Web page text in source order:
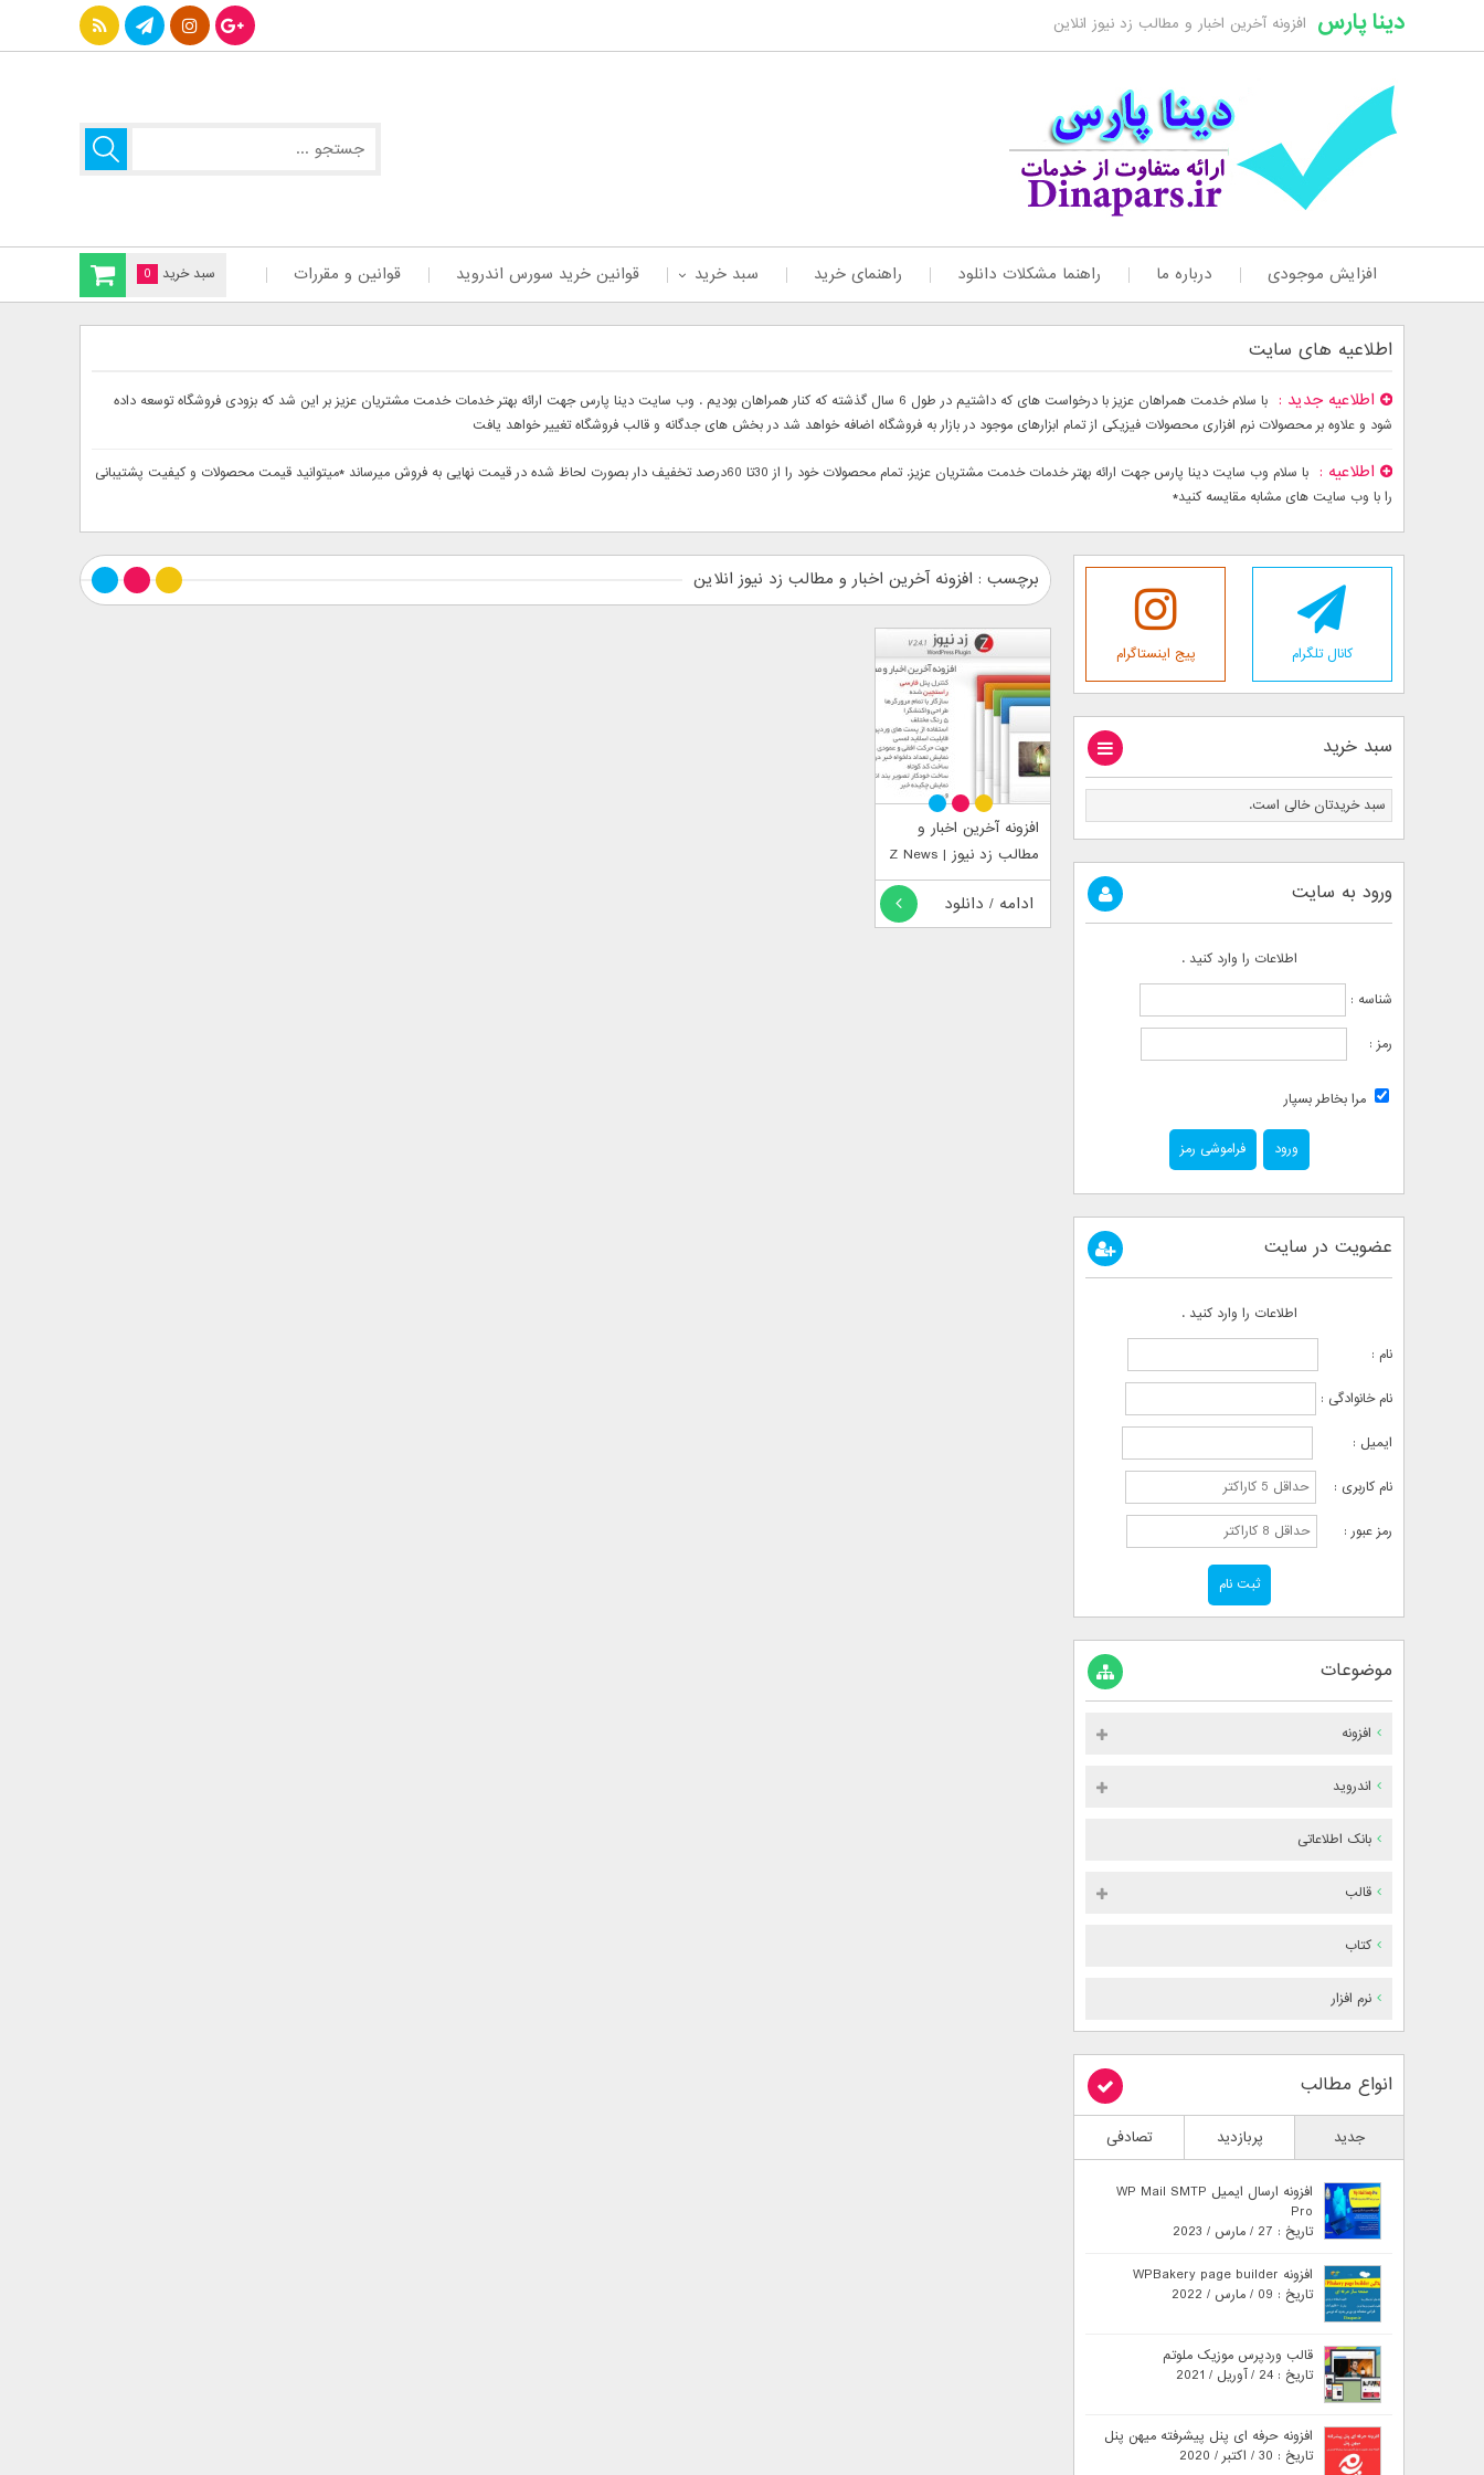
دینا پارس افزونه آخرین اخبار و مطالب زد نیوز انلاین
سبد خرید 0 افزایش موجودی درباره ما راهنما مشکلات دانلود راهنمای خرید سبد خرید قوانین خرید سورس اندروید قوانین و مقررات
اطلاعیه های سایت
اطلاعیه جدید
با سلام خدمت همراهان عزیز با درخواست های که داشتیم در طول 6 سال گذشته که کنار همراهان بودیم . وب سایت دینا پارس جهت ارائه بهتر خدمات خدمت مشتریان عزیز بر این شد که بزودی فروشگاه توسعه داده
شود و علاوه بر محصولات نرم افزاری محصولات فیزیکی از تمام ابزارهای موجود در بازار به فروشگاه اضافه خواهد شد در بخش های جدگانه و قالب فروشگاه تغییر خواهد یافت
اطلاعیه
با سلام وب سایت دینا پارس جهت ارائه بهتر خدمات خدمت مشتریان عزیز. تمام محصولات خود را از 30تا 60درصد تخفیف دار بصورت لحاظ شده در قیمت نهایی به فروش میرساند *میتوانید قیمت محصولات و کیفیت پشتیبانی
را با وب سایت های مشابه مقایسه کنید*
برچسب : افزونه آخرین اخبار و مطالب زد نیوز انلاین
افزونه آخرین اخبار و
مطالب زد نیوز | Z News
ادامه / دانلود
کانال تلگرام پیج اینستاگرام
سبد خرید
سبد خریدتان خالی است.
ورود به سایت
اطلاعات را وارد کنید .
شناسه :
رمز :
مرا بخاطر بسپار
فراموشی رمز
عضویت در سایت
اطلاعات را وارد کنید .
نام :
نام خانوادگی :
ایمیل :
نام کاربری :
رمز عبور :
موضوعات
افزونه
اندروید
بانک اطلاعاتی
قالب
کتاب
نرم افزار
انواع مطالب
جدید پربازدید تصادفی
افزونه ارسال ایمیل WP Mail SMTP
Pro
تاریخ : 27 / مارس / 2023
افزونه WPBakery page builder
تاریخ : 09 / مارس / 2022
قالب وردپرس موزیک ملوتم
تاریخ : 24 / آوریل / 2021
افزونه حرفه ای پنل پیشرفته میهن پنل
تاریخ : 30 / اکتبر / 2020